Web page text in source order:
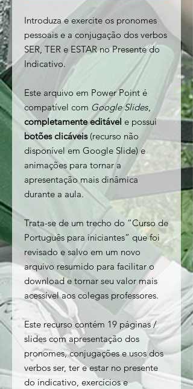
Introduza e exercite os pronomes
pessoais e a conjugação dos verbos
SER, TER e ESTAR no Presente do
Indicativo.
Este arquivo em Power Point é
compatível com Google Slides,
completamente editável e possui
botões clicáveis(recurso não
disponível em Google Slide) e
animações para tornar a
apresentação mais dinâmica
durante a aula.
Trata-se de um trecho do “Curso de
Português para iniciantes” que foi
revisado e salvo em um novo
arquivo resumido para facilitar o
download e tornar seu valor mais
acessível aos colegas professores.
Este recurso contém 19 páginas /
slides com apresentação dos
pronomes, conjugações e usos dos
verbos ser, ter e estar no presente
do indicativo, exercícios e